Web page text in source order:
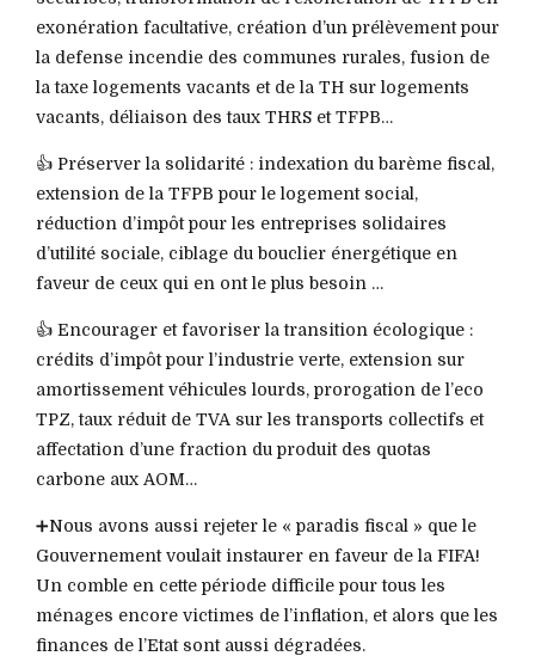
exonération facultative, création d’un prélèvement pour
la defense incendie des communes rurales, fusion de
la taxe logements vacants et de la TH sur logements
vacants, déliaison des taux THRS et TFPB…
👍 Préserver la solidarité : indexation du barème fiscal,
extension de la TFPB pour le logement social,
réduction d’impôt pour les entreprises solidaires
d’utilité sociale, ciblage du bouclier énergétique en
faveur de ceux qui en ont le plus besoin …
👍 Encourager et favoriser la transition écologique :
crédits d’impôt pour l’industrie verte, extension sur
amortissement véhicules lourds, prorogation de l’eco
TPZ, taux réduit de TVA sur les transports collectifs et
affectation d’une fraction du produit des quotas
carbone aux AOM…
➕Nous avons aussi rejeter le « paradis fiscal » que le
Gouvernement voulait instaurer en faveur de la FIFA!
Un comble en cette période difficile pour tous les
ménages encore victimes de l’inflation, et alors que les
finances de l’Etat sont aussi dégradées.